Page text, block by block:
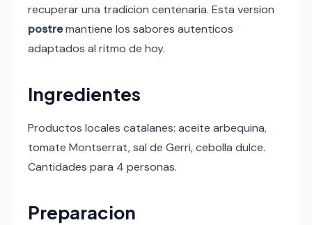
recuperar una tradicion centenaria. Esta version
postremantiene los sabores autenticos
adaptados al ritmo de hoy.
Ingredientes
Productos locales catalanes: aceite arbequina,
tomate Montserrat, sal de Gerri, cebolla dulce.
Cantidades para 4 personas.
Preparacion